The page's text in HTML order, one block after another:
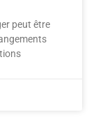
peut être